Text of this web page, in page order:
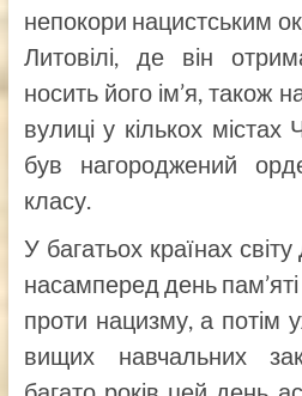
непокори нацистським
Литовілі, де він
носить його ім’я, також
вулиці у кількох містах
був нагороджений
класу.
У багатьох країнах
насамперед день
проти нацизму, а потім
вищих навчальних